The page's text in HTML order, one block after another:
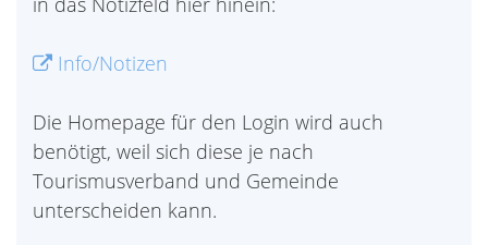
Info/Notizen
Die Homepage für den Login wird auch
benötigt, weil sich diese je nach
Tourismusverband und Gemeinde
unterscheiden kann.